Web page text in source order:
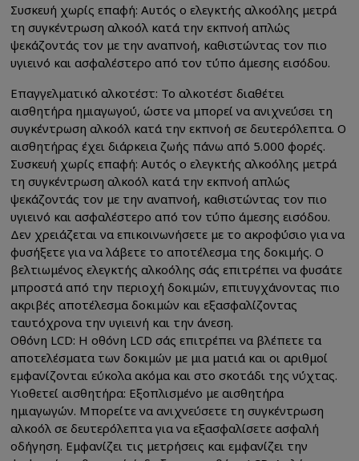
Συσκευή χωρίς επαφή: Αυτός ο ελεγκτής αλκοόλης μετρά
τη συγκέντρωση αλκοόλ κατά την εκπνοή απλώς
ψεκάζοντάς τον με την αναπνοή, καθιστώντας τον πιο
υγιεινό και ασφαλέστερο από τον τύπο άμεσης εισόδου.
Επαγγελματικό αλκοτέστ: Το αλκοτέστ διαθέτει
αισθητήρα ημιαγωγού, ώστε να μπορεί να ανιχνεύσει τη
συγκέντρωση αλκοόλ κατά την εκπνοή σε δευτερόλεπτα. Ο
αισθητήρας έχει διάρκεια ζωής πάνω από 5.000 φορές.
Συσκευή χωρίς επαφή: Αυτός ο ελεγκτής αλκοόλης μετρά
τη συγκέντρωση αλκοόλ κατά την εκπνοή απλώς
ψεκάζοντάς τον με την αναπνοή, καθιστώντας τον πιο
υγιεινό και ασφαλέστερο από τον τύπο άμεσης εισόδου.
Δεν χρειάζεται να επικοινωνήσετε με το ακροφύσιο για να
φυσήξετε για να λάβετε το αποτέλεσμα της δοκιμής. Ο
βελτιωμένος ελεγκτής αλκοόλης σάς επιτρέπει να φυσάτε
μπροστά από την περιοχή δοκιμών, επιτυγχάνοντας πιο
ακριβές αποτέλεσμα δοκιμών και εξασφαλίζοντας
ταυτόχρονα την υγιεινή και την άνεση.
Οθόνη LCD: Η οθόνη LCD σάς επιτρέπει να βλέπετε τα
αποτελέσματα των δοκιμών με μια ματιά και οι αριθμοί
εμφανίζονται εύκολα ακόμα και στο σκοτάδι της νύχτας.
Υιοθετεί αισθητήρα: Εξοπλισμένο με αισθητήρα
ημιαγωγών. Μπορείτε να ανιχνεύσετε τη συγκέντρωση
αλκοόλ σε δευτερόλεπτα για να εξασφαλίσετε ασφαλή
οδήγηση. Εμφανίζει τις μετρήσεις και εμφανίζει την